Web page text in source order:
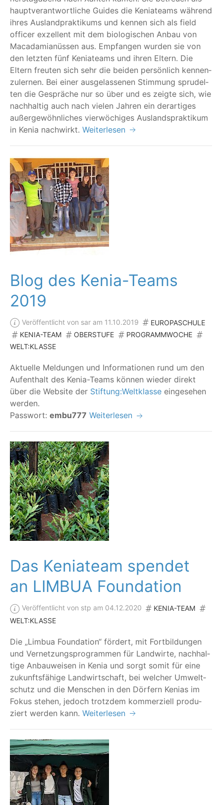
haupt­ver­ant­wort­li­che Gui­des die Kenia­teams wäh­rend
ihres Aus­land­prak­ti­kums und ken­nen sich als field
offi­cer exzel­lent mit dem bio­lo­gi­schen Anbau von
Maca­da­mi­a­nüs­sen aus. Emp­fan­gen wur­den sie von
den letz­ten fünf Kenia­teams und ihren Eltern. Die
Eltern freu­ten sich sehr die bei­den per­sön­lich ken­nen­
zu­ler­nen. Bei einer aus­ge­las­se­nen Stim­mung spru­del­
ten die Gesprä­che nur so über und es zeig­te sich, wie
nach­hal­tig auch nach vie­len Jah­ren ein der­ar­ti­ges
außer­ge­wöhn­li­ches vier­wö­chi­ges Aus­lands­prak­ti­kum
in Kenia nachwirkt. Weiterlesen
Blog des Kenia-Teams
2019
Veröffentlicht von sar am 11.10.2019
EUROPASCHULE
KENIA-TEAM
OBERSTUFE
PROGRAMMWOCHE
WELT:KLASSE
Aktu­el­le Mel­dun­gen und Infor­ma­tio­nen rund um den
Auf­ent­halt des Kenia-Teams kön­nen wie­der direkt
über die Web­site der Stiftung:Weltklasse ein­ge­se­hen
werden.
Pass­wort: embu777 Weiterlesen
Das Keniateam spendet
an LIMBUA Foundation
Veröffentlicht von stp am 04.12.2020
KENIA-TEAM
WELT:KLASSE
Die „Lim­bua Foun­da­ti­on“ för­dert, mit Fort­bil­dun­gen
und Ver­net­zungs­pro­gram­men für Land­wir­te, nach­hal­
ti­ge Anbau­wei­sen in Kenia und sorgt somit für eine
zukunfts­fä­hi­ge Land­wirt­schaft, bei wel­cher Umwelt­
schutz und die Men­schen in den Dör­fern Keni­as im
Fokus ste­hen, jedoch trotz­dem kom­mer­zi­ell pro­du­
ziert wer­den kann. Weiterlesen